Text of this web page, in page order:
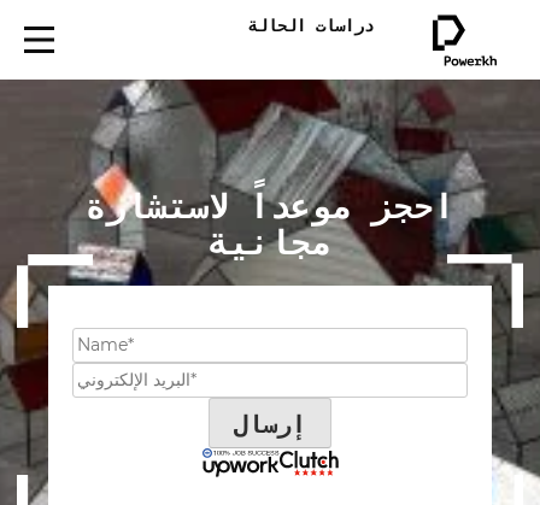
دراسات الحالة
احجز موعداً لاستشارة
مجانية